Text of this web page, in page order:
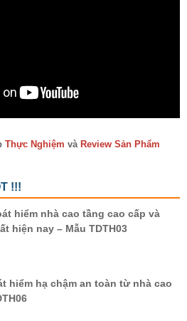
Thực Nghiệm và Review Sản Phẩm
!!!
hiểm nhà cao tầng cao cấp và
hiện nay – Mẫu TDTH03
hiểm hạ chậm an toàn từ nhà cao